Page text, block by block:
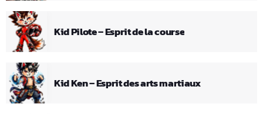
Kid Pilote – Esprit de la course
Kid Ken – Esprit des arts martiaux